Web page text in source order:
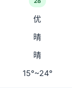
优
晴
晴
15°~24°